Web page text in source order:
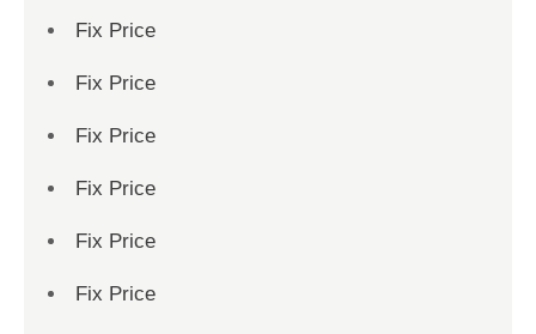
Fix Price
Fix Price
Fix Price
Fix Price
Fix Price
Fix Price